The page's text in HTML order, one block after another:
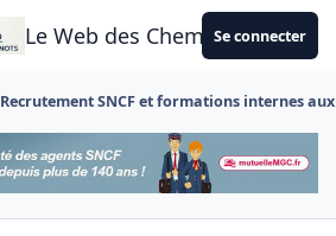
Le Web des CheminotsSe connecter
Recrutement SNCF et formations internes